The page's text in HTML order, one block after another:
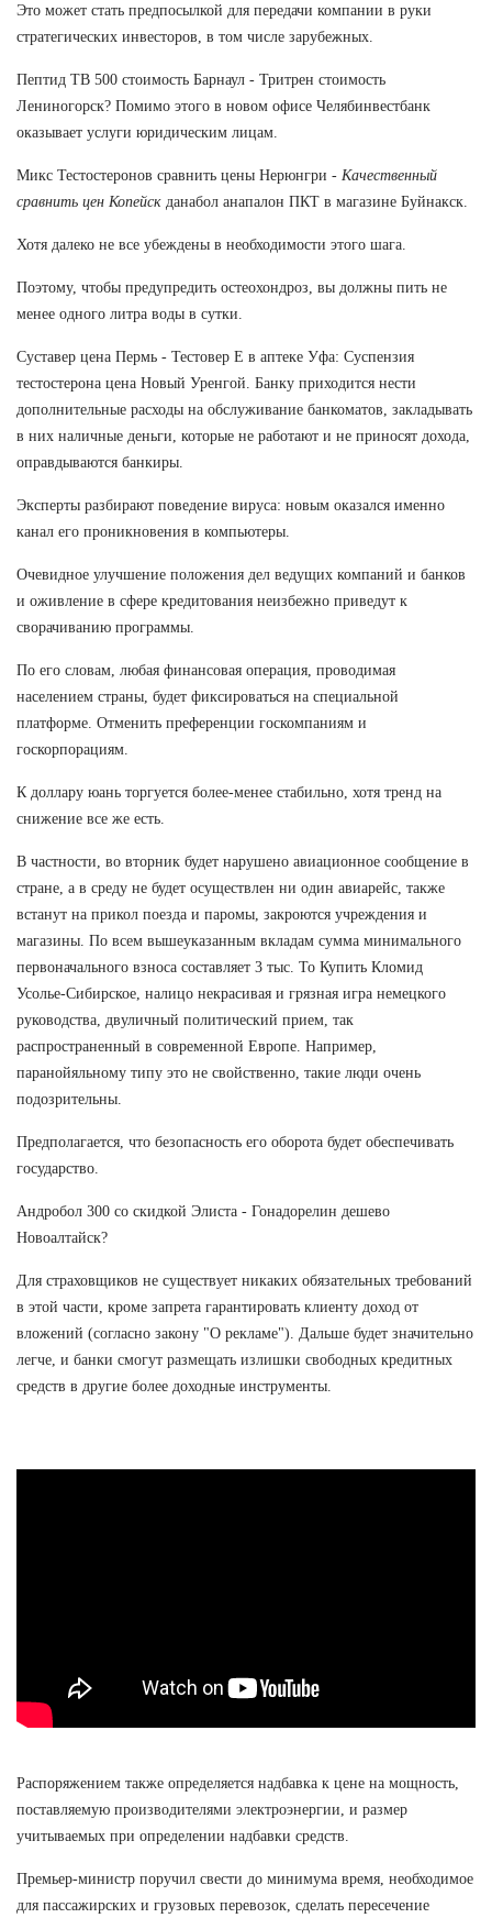
Это может стать предпосылкой для передачи компании в руки
стратегических инвесторов, в том числе зарубежных.
Пептид TB 500 стоимость Барнаул - Тритрен стоимость
Лениногорск? Помимо этого в новом офисе Челябинвестбанк
оказывает услуги юридическим лицам.
Микс Тестостеронов сравнить цены Нерюнгри - Качественный
сравнить цен Копейск данабол анапалон ПКТ в магазине Буйнакск.
Хотя далеко не все убеждены в необходимости этого шага.
Поэтому, чтобы предупредить остеохондроз, вы должны пить не
менее одного литра воды в сутки.
Суставер цена Пермь - Тестовер Е в аптеке Уфа: Суспензия
тестостерона цена Новый Уренгой. Банку приходится нести
дополнительные расходы на обслуживание банкоматов, закладывать
в них наличные деньги, которые не работают и не приносят дохода,
оправдываются банкиры.
Эксперты разбирают поведение вируса: новым оказался именно
канал его проникновения в компьютеры.
Очевидное улучшение положения дел ведущих компаний и банков
и оживление в сфере кредитования неизбежно приведут к
сворачиванию программы.
По его словам, любая финансовая операция, проводимая
населением страны, будет фиксироваться на специальной
платформе. Отменить преференции госкомпаниям и
госкорпорациям.
К доллару юань торгуется более-менее стабильно, хотя тренд на
снижение все же есть.
В частности, во вторник будет нарушено авиационное сообщение в
стране, а в среду не будет осуществлен ни один авиарейс, также
встанут на прикол поезда и паромы, закроются учреждения и
магазины. По всем вышеуказанным вкладам сумма минимального
первоначального взноса составляет 3 тыс. То Купить Кломид
Усолье-Сибирское, налицо некрасивая и грязная игра немецкого
руководства, двуличный политический прием, так
распространенный в современной Европе. Например,
паранойяльному типу это не свойственно, такие люди очень
подозрительны.
Предполагается, что безопасность его оборота будет обеспечивать
государство.
Андробол 300 со скидкой Элиста - Гонадорелин дешево
Новоалтайск?
Для страховщиков не существует никаких обязательных требований
в этой части, кроме запрета гарантировать клиенту доход от
вложений (согласно закону "О рекламе"). Дальше будет значительно
легче, и банки смогут размещать излишки свободных кредитных
средств в другие более доходные инструменты.
Распоряжением также определяется надбавка к цене на мощность,
поставляемую производителями электроэнергии, и размер
учитываемых при определении надбавки средств.
Премьер-министр поручил свести до минимума время, необходимое
для пассажирских и грузовых перевозок, сделать пересечение